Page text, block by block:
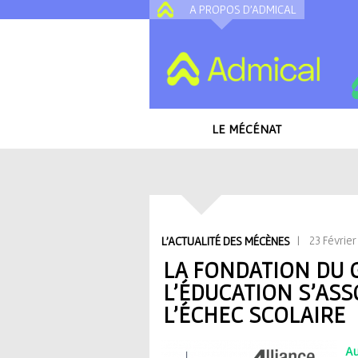
A PROPOS D'ADMICAL
LE MÉCÉNAT
L'ACTUALITÉ DES MÉCÈNES | 23 Février
LA FONDATION DU
L'ÉDUCATION
L'ÉCHEC SCOLAIRE